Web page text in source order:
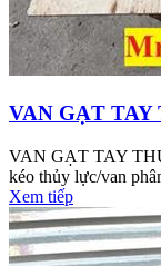
VAN GẠT
VAN GẠT TAY
kéo thủy lực/van
Xem tiếp